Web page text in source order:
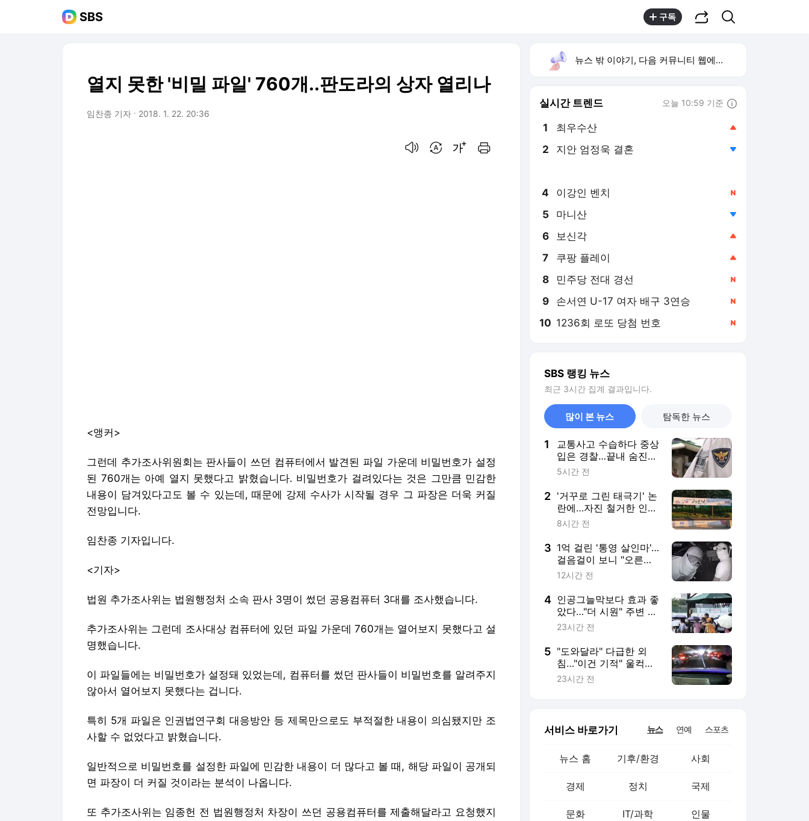
SBS 구독
열지 못한 '비밀 파일' 760개..판도라의 상자 열리나
임찬종 기자 2018. 1. 22. 20:36
<앵커>
그런데 추가조사위원회는 판사들이 쓰던 컴퓨터에서 발견된 파일 가운데 비밀번호가 설정
된 760개는 아예 열지 못했다고 밝혔습니다. 비밀번호가 걸려있다는 것은 그만큼 민감한
내용이 담겨있다고도 볼 수 있는데, 때문에 강제 수사가 시작될 경우 그 파장은 더욱 커질
전망입니다.
임찬종 기자입니다.
<기자>
법원 추가조사위는 법원행정처 소속 판사 3명이 썼던 공용컴퓨터 3대를 조사했습니다.
추가조사위는 그런데 조사대상 컴퓨터에 있던 파일 가운데 760개는 열어보지 못했다고 설
명했습니다.
이 파일들에는 비밀번호가 설정돼 있었는데, 컴퓨터를 썼던 판사들이 비밀번호를 알려주지
않아서 열어보지 못했다는 겁니다.
특히 5개 파일은 인권법연구회 대응방안 등 제목만으로도 부적절한 내용이 의심됐지만 조
사할 수 없었다고 밝혔습니다.
일반적으로 비밀번호를 설정한 파일에 민감한 내용이 더 많다고 볼 때, 해당 파일이 공개되
면 파장이 더 커질 것이라는 분석이 나옵니다.
또 추가조사위는 임종헌 전 법원행정처 차장이 쓰던 공용컴퓨터를 제출해달라고 요청했지
뉴스 밖 이야기, 다음 커뮤니티 웹에서 보기
실시간 트렌드 오늘 10:59 기준
1 최우수산
2 지안 엄정욱 결혼
4 이강인 벤치
5 마니산
6 보신각
7 쿠팡 플레이
8 민주당 전대 경선
9 손서연 U-17 여자 배구 3연승
10 1236회 로또 당첨 번호
SBS 랭킹 뉴스
최근 3시간 집계 결과입니다.
많이 본 뉴스 탐독한 뉴스
1
교통사고 수습하다 중상
입은 경찰…끝내 숨진
채 발견
5시간 전
2 '거꾸로 그린 태극기' 논
란에…자진 철거한 인천
시 해명
8시간 전
3 1억 걸린 '통영 살인마'…
걸음걸이 보니 "오른쪽
평발"
12시간 전
4 인공그늘막보다 효과 좋
았다…"더 시원" 주변 온
도도 뚝
23시간 전
5 "도와달라" 다급한 외
침…"이건 기적" 울컥하
게 한 장면
23시간 전
서비스 바로가기 뉴스 연예 스포츠
뉴스 홈 기후/환경 사회
경제 정치 국제
문화 IT/과학 인물